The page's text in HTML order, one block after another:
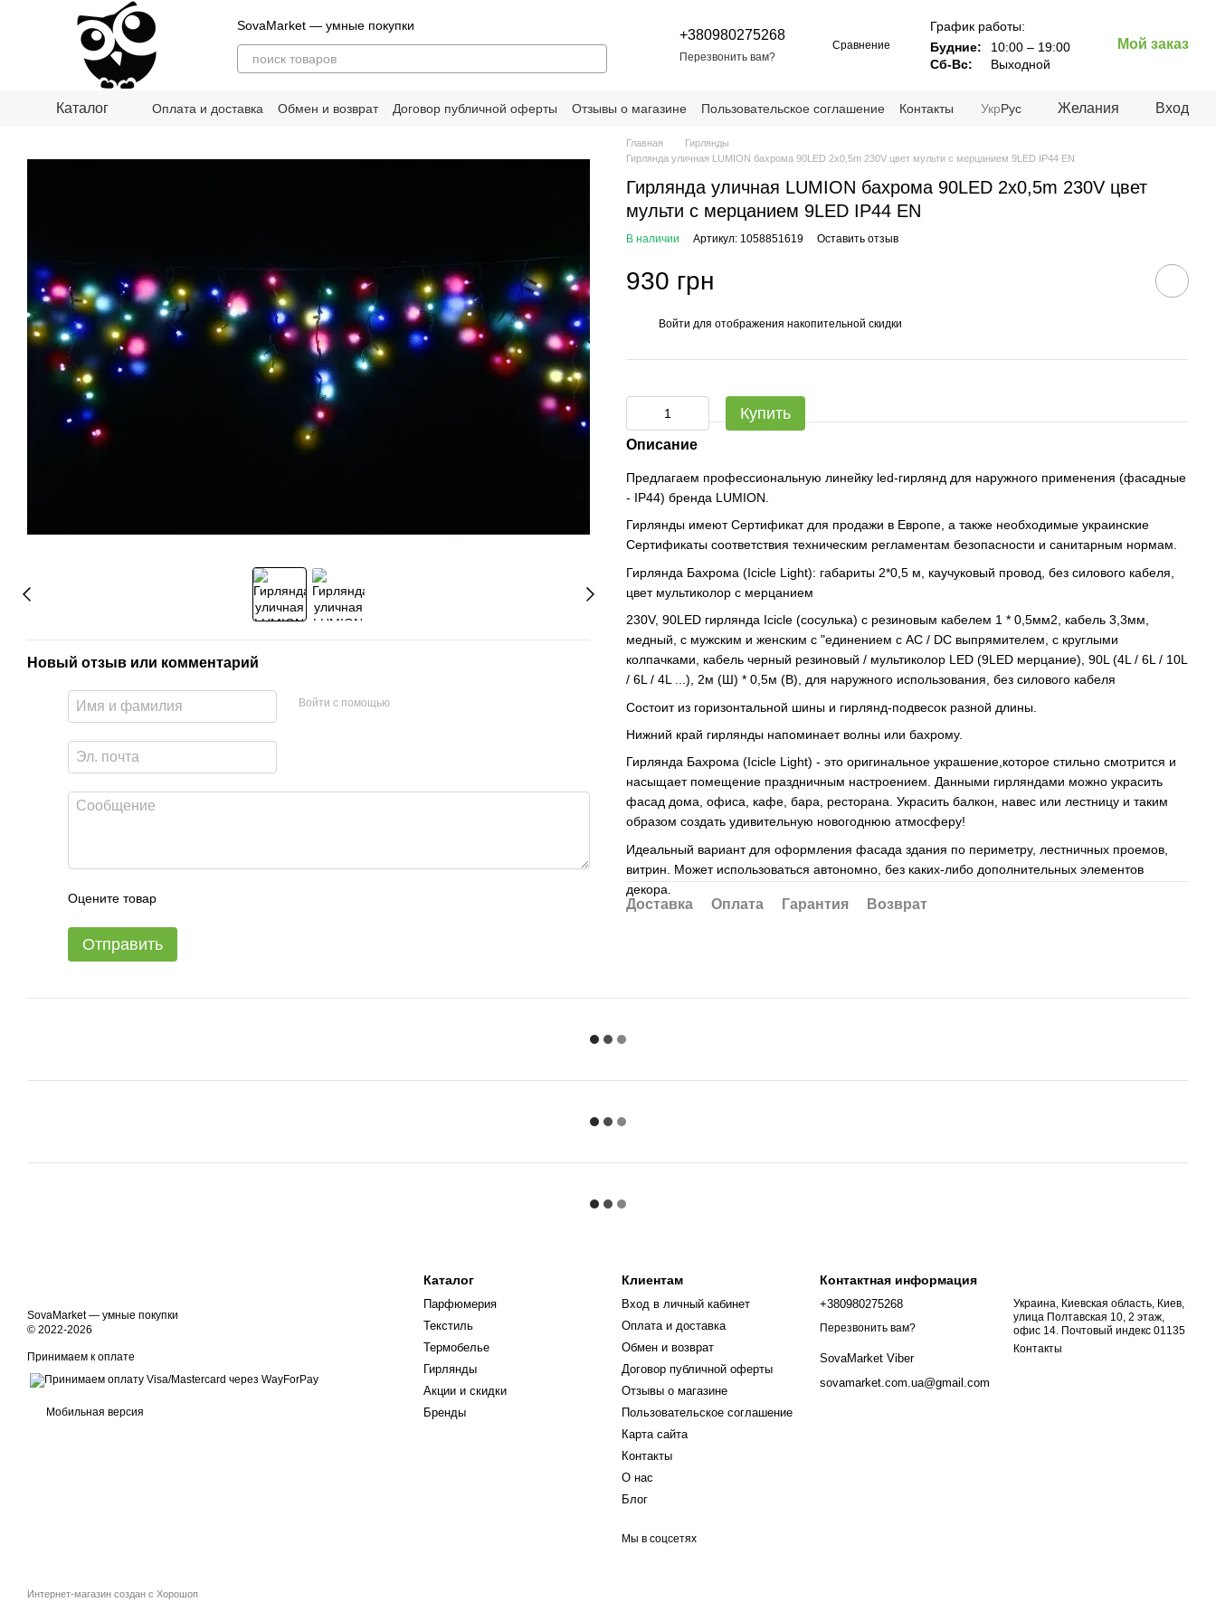
Перейти к основному контенту
SovaMarket — умные покупки
+380980275268
Перезвонить вам?
Сравнение
График работы:
Будние:
10:00 – 19:00
Сб-Вс:
Выходной
Мой заказ
Каталог Оплата и доставка Обмен и возврат Договор публичной оферты Отзывы о магазине Пользовательское соглашение
Контакты
УкрРус Желания Вход
Новый отзыв или комментарий
Войти с помощью
Оцените товар
Отправить
Главная
Гирлянды
Гирлянда уличная LUMION бахрома 90LED 2x0,5m 230V цвет мульти с мерцанием 9LED IP44 EN
Гирлянда уличная LUMION бахрома 90LED 2x0,5m 230V цвет
мульти с мерцанием 9LED IP44 EN
В наличии Артикул: 1058851619 Оставить отзыв
930 грн
Войти для отображения накопительной скидки
Купить
Описание
Предлагаем профессиональную линейку led-гирлянд для наружного применения (фасадные
- IP44) бренда LUMION.
Гирлянды имеют Сертификат для продажи в Европе, а также необходимые украинские
Сертификаты соответствия техническим регламентам безопасности и санитарным нормам.
Гирлянда Бахрома (Icicle Light): габариты 2*0,5 м, каучуковый провод, без силового кабеля,
цвет мультиколор с мерцанием
230V, 90LED гирлянда Icicle (сосулька) с резиновым кабелем 1 * 0,5мм2, кабель 3,3мм,
медный, с мужским и женским с "единением с AC / DC выпрямителем, с круглыми
колпачками, кабель черный резиновый / мультиколор LED (9LED мерцание), 90L (4L / 6L / 10L
/ 6L / 4L ...), 2м (Ш) * 0,5м (В), для наружного использования, без силового кабеля
Состоит из горизонтальной шины и гирлянд-подвесок разной длины.
Нижний край гирлянды напоминает волны или бахрому.
Гирлянда Бахрома (Icicle Light) - это оригинальное украшение,которое стильно смотрится и
насыщает помещение праздничным настроением. Данными гирляндами можно украсить
фасад дома, офиса, кафе, бара, ресторана. Украсить балкон, навес или лестницу и таким
образом создать удивительную новогоднюю атмосферу!
Идеальный вариант для оформления фасада здания по периметру, лестничных проемов,
витрин. Может использоваться автономно, без каких-либо дополнительных элементов
декора.
Доставка Оплата Гарантия Возврат
SovaMarket — умные покупки
© 2022-2026
Принимаем к оплате
Мобильная версия
Интернет-магазин создан с Хорошоп
Каталог
Парфюмерия
Текстиль
Термобелье
Гирлянды
Акции и скидки
Бренды
Клиентам
Вход в личный кабинет
Оплата и доставка
Обмен и возврат
Договор публичной оферты
Отзывы о магазине
Пользовательское соглашение
Карта сайта
Контакты
О нас
Блог
Мы в соцсетях
Контактная информация
+380980275268
Перезвонить вам?
SovaMarket Viber
sovamarket.com.ua@gmail.com
Украина, Киевская область, Киев,
улица Полтавская 10, 2 этаж,
офис 14. Почтовый индекс 01135
Контакты